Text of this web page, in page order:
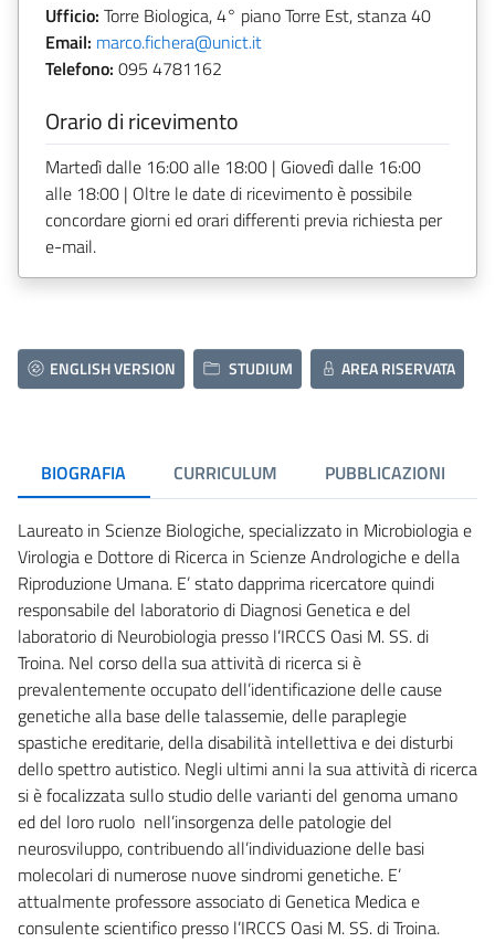
Ufficio: Torre Biologica, 4° piano Torre Est, stanza 40
Email: marco.fichera@unict.it
Telefono: 095 4781162
Orario di ricevimento
Martedì dalle 16:00 alle 18:00 | Giovedì dalle 16:00
alle 18:00 | Oltre le date di ricevimento è possibile
concordare giorni ed orari differenti previa richiesta per
e-mail.
ENGLISH VERSION STUDIUM AREA RISERVATA
BIOGRAFIA CURRICULUM PUBBLICAZIONI
Laureato in Scienze Biologiche, specializzato in Microbiologia e
Virologia e Dottore di Ricerca in Scienze Andrologiche e della
Riproduzione Umana. E’ stato dapprima ricercatore quindi
responsabile del laboratorio di Diagnosi Genetica e del
laboratorio di Neurobiologia presso l’IRCCS Oasi M. SS. di
Troina. Nel corso della sua attività di ricerca si è
prevalentemente occupato dell’identificazione delle cause
genetiche alla base delle talassemie, delle paraplegie
spastiche ereditarie, della disabilità intellettiva e dei disturbi
dello spettro autistico. Negli ultimi anni la sua attività di ricerca
si è focalizzata sullo studio delle varianti del genoma umano
ed del loro ruolo nell’insorgenza delle patologie del
neurosviluppo, contribuendo all’individuazione delle basi
molecolari di numerose nuove sindromi genetiche. E’
attualmente professore associato di Genetica Medica e
consulente scientifico presso l’IRCCS Oasi M. SS. di Troina.